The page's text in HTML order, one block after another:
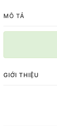
MÔ TẢ
GIỚI THIỆU